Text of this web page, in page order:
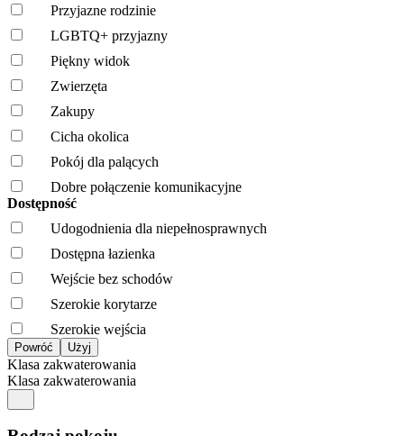
Przyjazne rodzinie
LGBTQ+ przyjazny
Piękny widok
Zwierzęta
Zakupy
Cicha okolica
Pokój dla palących
Dobre połączenie komunikacyjne
Dostępność
Udogodnienia dla niepełnosprawnych
Dostępna łazienka
Wejście bez schodów
Szerokie korytarze
Szerokie wejścia
Klasa zakwaterowania
Klasa zakwaterowania